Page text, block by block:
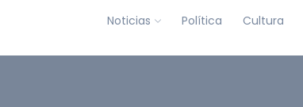
Noticias Política Cultura